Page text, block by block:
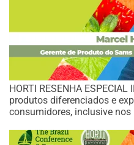
HORTI RESENHA
produtos diferenciados e
consumidores, inclusive nos